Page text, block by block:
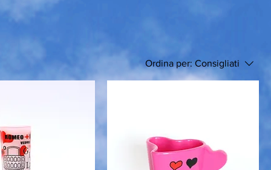
Ordina per: Consigliati